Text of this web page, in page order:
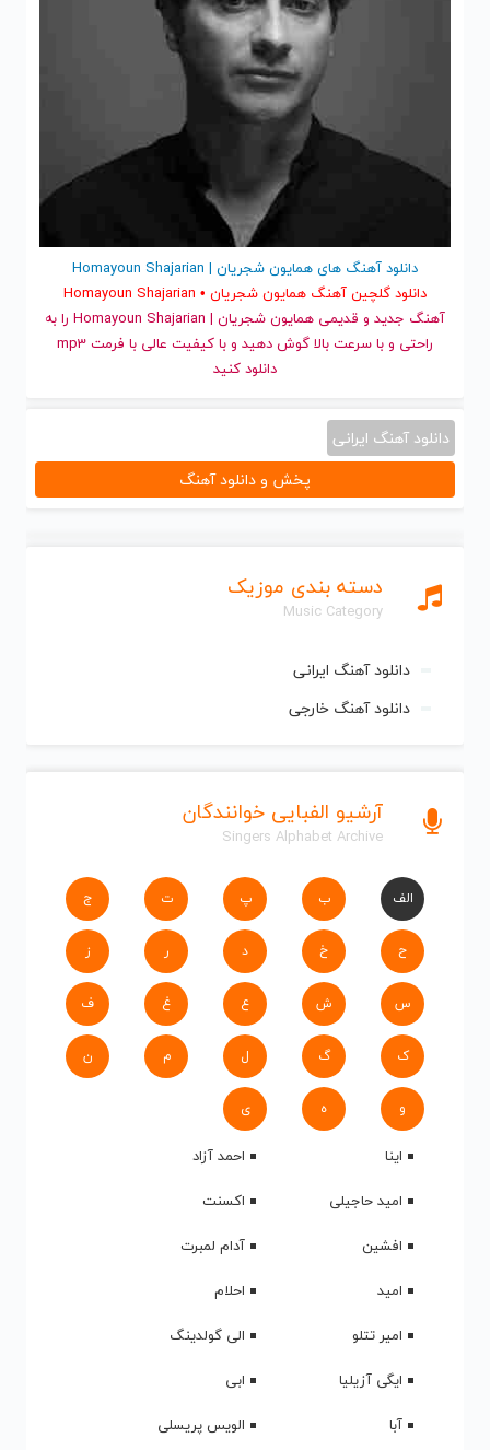
دسته بندی موزیک
Music Category
دانلود آهنگ ایرانی
دانلود آهنگ خارجی
آرشیو الفبایی خوانندگان
Singers Alphabet Archive
الف ب پ ت ج
ح خ د ر ز
س ش ع غ ف
ک گ ل م ن
و ه ی
اینا
احمد آزاد
امید حاجیلی
اکسنت
افشین
آدام لمبرت
امید
احلام
امیر تتلو
الی گولدینگ
ایگی آزیلیا
ابی
آبا
الویس پریسلی
دانلود آهنگ های همایون شجریان | Homayoun Shajarian
دانلود گلچین آهنگ همایون شجریان • Homayoun Shajarian
آهنگ جدید
و قدیمی همایون شجریان | Homayoun Shajarian را به
راحتی و با سرعت بالا گوش دهید و با کیفیت عالی با فرمت mp3
دانلود کنید
دانلود آهنگ ایرانی
پخش و دانلود آهنگ